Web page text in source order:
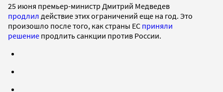
25 июня премьер-министр Дмитрий Медведев
продлил действие этих ограничений еще на год. Это
произошло после того, как страны ЕС приняли
решение продлить санкции против России.